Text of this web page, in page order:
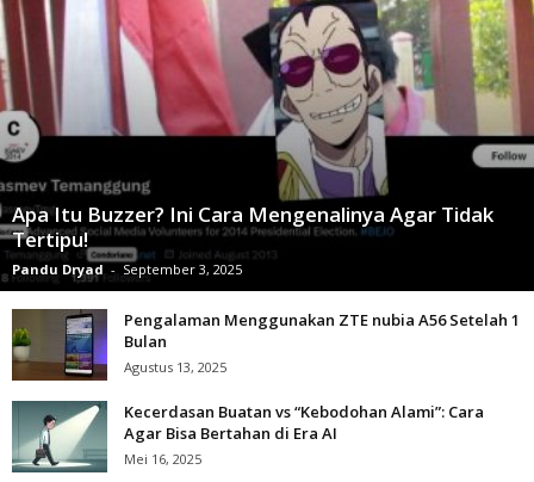
Apa Itu Buzzer? Ini Cara Mengenalinya Agar Tidak
Tertipu!
Pandu Dryad - September 3, 2025
Pengalaman Menggunakan ZTE nubia A56 Setelah 1
Bulan
Agustus 13, 2025
Kecerdasan Buatan vs “Kebodohan Alami”: Cara
Agar Bisa Bertahan di Era AI
Mei 16, 2025